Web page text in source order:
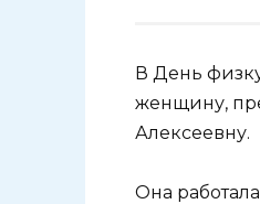
В День
женщину,
Алексеевну.
Она